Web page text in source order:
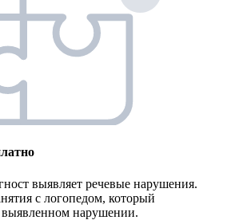
выявляет речевые нарушения.
с логопедом, который
выявленном нарушении.